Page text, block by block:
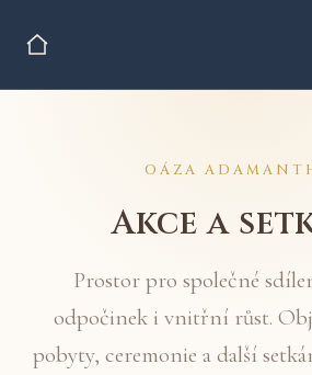
OÁZA
Akce a
Prostor pro společné
odpočinek i vnitřní růst.
pobyty, ceremonie a další